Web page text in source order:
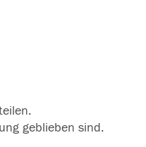
geblieben sind.